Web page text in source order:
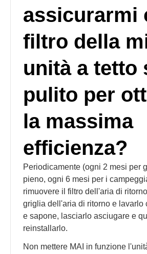
assicurarmi
filtro della
unità a tetto
pulito per
la massima
efficienza?
Periodicamente (ogni 2 mesi per
pieno, ogni 6 mesi per i
rimuovere il filtro dell'aria di
griglia dell'aria di ritorno e lavarlo
e sapone, lasciarlo asciugare e
reinstallarlo.
Non mettere MAI in funzione